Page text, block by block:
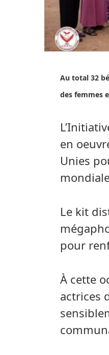
Au total 32
des femmes
en
Unies
Le kit
pour
À cette
actrices